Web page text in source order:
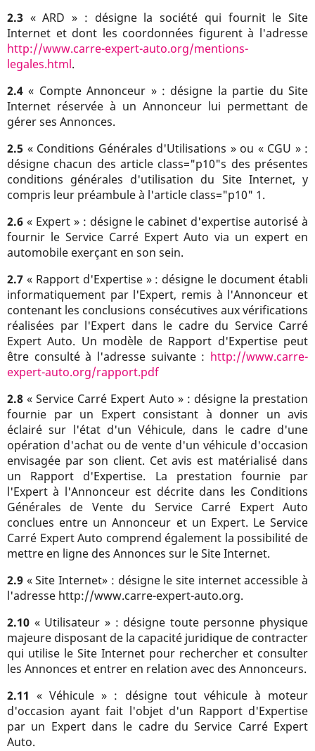
2.3 « ARD » : désigne la société qui fournit le Site
Internet et dont les coordonnées figurent à l'adresse
http://www.carre-expert-auto.org/mentions-
legales.html.
2.4 « Compte Annonceur » : désigne la partie du Site
Internet réservée à un Annonceur lui permettant de
gérer ses Annonces.
2.5 « Conditions Générales d'Utilisations » ou « CGU » :
désigne chacun des article class="p10"s des présentes
conditions générales d'utilisation du Site Internet, y
compris leur préambule à l'article class="p10" 1.
2.6 « Expert » : désigne le cabinet d'expertise autorisé à
fournir le Service Carré Expert Auto via un expert en
automobile exerçant en son sein.
2.7 « Rapport d'Expertise » : désigne le document établi
informatiquement par l'Expert, remis à l'Annonceur et
contenant les conclusions consécutives aux vérifications
réalisées par l'Expert dans le cadre du Service Carré
Expert Auto. Un modèle de Rapport d'Expertise peut
être consulté à l'adresse suivante : http://www.carre-
expert-auto.org/rapport.pdf
2.8 « Service Carré Expert Auto » : désigne la prestation
fournie par un Expert consistant à donner un avis
éclairé sur l'état d'un Véhicule, dans le cadre d'une
opération d'achat ou de vente d'un véhicule d'occasion
envisagée par son client. Cet avis est matérialisé dans
un Rapport d'Expertise. La prestation fournie par
l'Expert à l'Annonceur est décrite dans les Conditions
Générales de Vente du Service Carré Expert Auto
conclues entre un Annonceur et un Expert. Le Service
Carré Expert Auto comprend également la possibilité de
mettre en ligne des Annonces sur le Site Internet.
2.9 « Site Internet» : désigne le site internet accessible à
l'adresse http://www.carre-expert-auto.org.
2.10 « Utilisateur » : désigne toute personne physique
majeure disposant de la capacité juridique de contracter
qui utilise le Site Internet pour rechercher et consulter
les Annonces et entrer en relation avec des Annonceurs.
2.11 « Véhicule » : désigne tout véhicule à moteur
d'occasion ayant fait l'objet d'un Rapport d'Expertise
par un Expert dans le cadre du Service Carré Expert
Auto.